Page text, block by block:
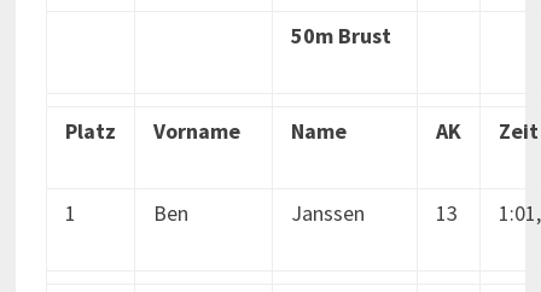
50m Brust
Platz Vorname Name AK Zeit
1 Ben Janssen 13